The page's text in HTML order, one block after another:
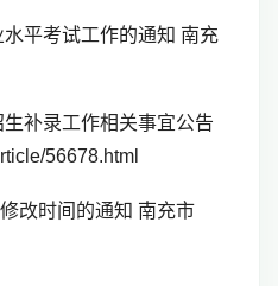
平考试工作的通知 南充
补录工作相关事宜公告
56678.html
改时间的通知 南充市